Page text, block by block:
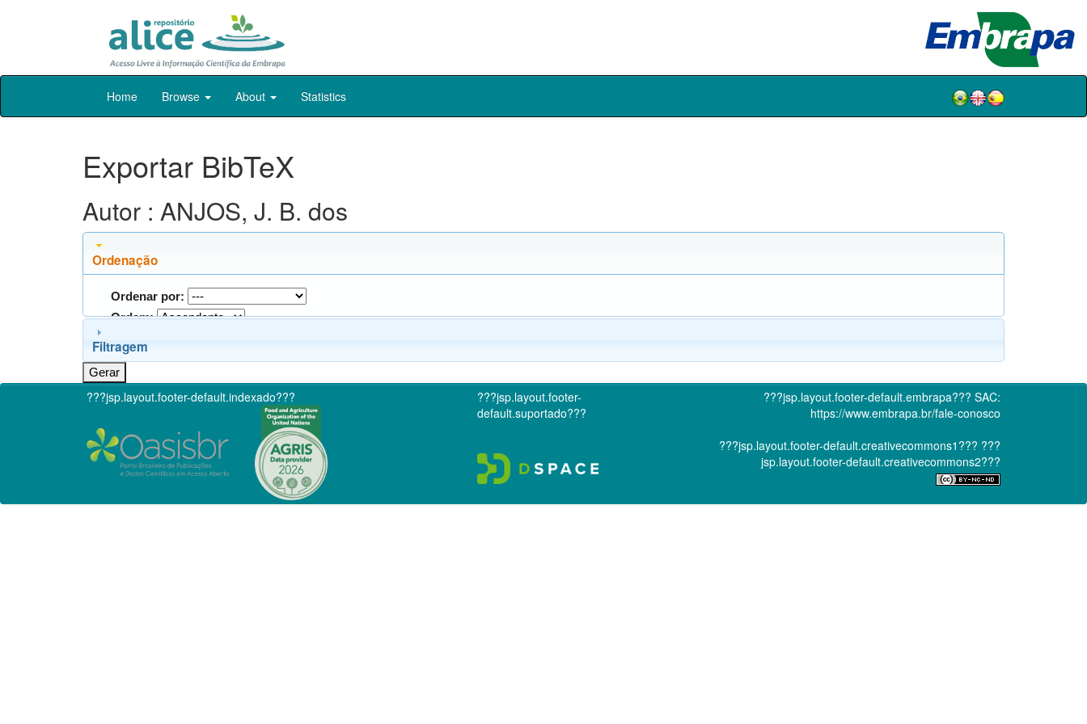
Skip
Home Browse About Statistics
Exportar BibTeX
Autor : ANJOS, J. B. dos
Ordenação
Ordenar por:
Ordem:
Filtragem
???jsp.layout.footer-default.indexado???
???jsp.layout.footer-
default.suportado???
???jsp.layout.footer-default.embrapa??? SAC:
https://www.embrapa.br/fale-conosco
???jsp.layout.footer-default.creativecommons1??? ???
jsp.layout.footer-default.creativecommons2???